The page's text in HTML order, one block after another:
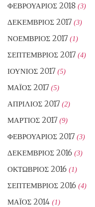
ΦΕΒΡΟΥΆΡΙΟΣ 2018 (3)
ΔΕΚΈΜΒΡΙΟΣ 2017 (3)
ΝΟΈΜΒΡΙΟΣ 2017 (1)
ΣΕΠΤΈΜΒΡΙΟΣ 2017 (4)
ΙΟΎΝΙΟΣ 2017 (5)
ΜΆΙΟΣ 2017 (5)
ΑΠΡΊΛΙΟΣ 2017 (2)
ΜΆΡΤΙΟΣ 2017 (9)
ΦΕΒΡΟΥΆΡΙΟΣ 2017 (3)
ΔΕΚΈΜΒΡΙΟΣ 2016 (3)
ΟΚΤΏΒΡΙΟΣ 2016 (1)
ΣΕΠΤΈΜΒΡΙΟΣ 2016 (4)
ΜΆΙΟΣ 2014 (1)